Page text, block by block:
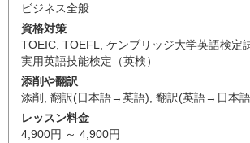
ビジネス全般
資格対策
TOEIC TOEFL ケンブリッジ大学英語検定
実用英語技能検定（英検）
添削や翻訳
添削
翻訳(日本語→英語) 翻訳(英語→日本
レッスン料金
4,900円 ～ 4,900円